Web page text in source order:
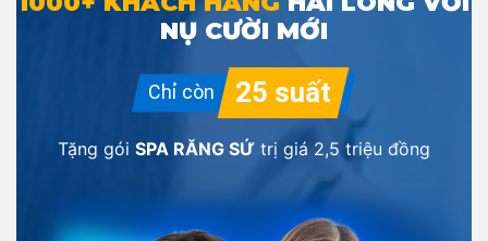
NỤ CƯỜI MỚI
Tặng gói SPA RĂNG SỨ trị giá 2,5 triệu đồng